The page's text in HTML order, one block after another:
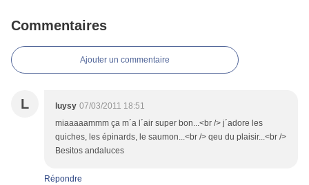
Commentaires
Ajouter un commentaire
L luysy 07/03/2011 18:51
miaaaaammm ça m´a l´air super bon...<br /> j´adore les
quiches, les épinards, le saumon...<br /> qeu du plaisir...<br />
Besitos andaluces
Répondre